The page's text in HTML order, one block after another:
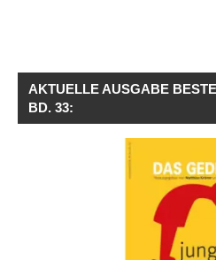
AKTUELLE AUSGABE
BD. 33: